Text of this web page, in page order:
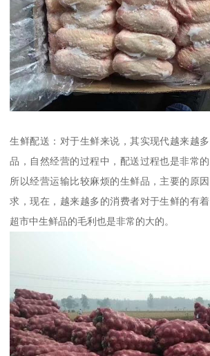
生鲜配送：对于生鲜来说，其实现代越来越
品，自然经营的过程中，配送过程也是非常
所以经营运输比较麻烦的生鲜品，主要的原
求，现在，越来越多的消费者对于生鲜的有
超市中生鲜品的毛利也是非常的大的。